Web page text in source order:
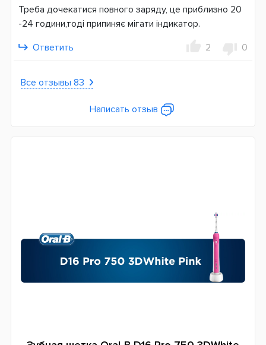
Треба дочекатися повного заряду, це приблизно 20
-24 години,тоді припиняє мігати індикатор.
Ответить
2 0
Все отзывы 83
Написать отзыв